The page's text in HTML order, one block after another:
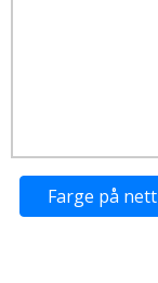
Farge på nett